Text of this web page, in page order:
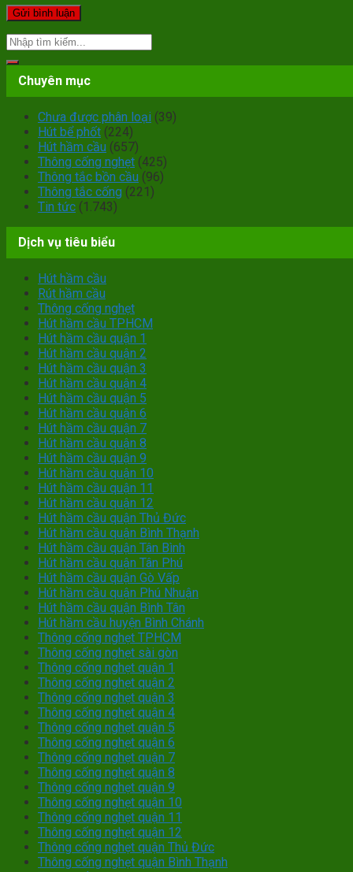
Chuyên mục
Chưa được phân loại (39)
Hút bể phốt (224)
Hút hầm cầu (657)
Thông cống nghẹt (425)
Thông tắc bồn cầu (96)
Thông tắc cống (221)
Tin tức (1.743)
Dịch vụ tiêu biểu
Hút hầm cầu
Rút hầm cầu
Thông cống nghẹt
Hút hầm cầu TPHCM
Hút hầm cầu quận 1
Hút hầm cầu quận 2
Hút hầm cầu quận 3
Hút hầm cầu quận 4
Hút hầm cầu quận 5
Hút hầm cầu quận 6
Hút hầm cầu quận 7
Hút hầm cầu quận 8
Hút hầm cầu quận 9
Hút hầm cầu quận 10
Hút hầm cầu quận 11
Hút hầm cầu quận 12
Hút hầm cầu quận Thủ Đức
Hút hầm cầu quận Bình Thạnh
Hút hầm cầu quận Tân Bình
Hút hầm cầu quận Tân Phú
Hút hầm cầu quận Gò Vấp
Hút hầm cầu quận Phú Nhuận
Hút hầm cầu quận Bình Tân
Hút hầm cầu huyện Bình Chánh
Thông cống nghẹt TPHCM
Thông cống nghẹt sài gòn
Thông cống nghẹt quận 1
Thông cống nghẹt quận 2
Thông cống nghẹt quận 3
Thông cống nghẹt quận 4
Thông cống nghẹt quận 5
Thông cống nghẹt quận 6
Thông cống nghẹt quận 7
Thông cống nghẹt quận 8
Thông cống nghẹt quận 9
Thông cống nghẹt quận 10
Thông cống nghẹt quận 11
Thông cống nghẹt quận 12
Thông cống nghẹt quận Thủ Đức
Thông cống nghẹt quận Bình Thạnh